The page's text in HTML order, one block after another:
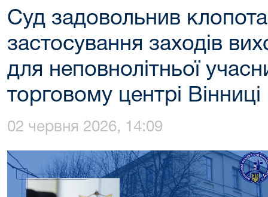
Суд задовольнив
застосування заходів
для неповнолітньої
торговому центрі Вінниці
02 червня 2026, 14:09